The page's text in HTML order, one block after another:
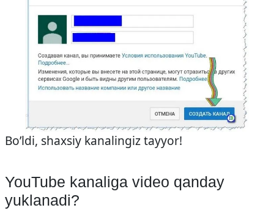
Bo’ldi, shaxsiy kanalingiz tayyor!
YouTube kanaliga video qanday
yuklanadi?